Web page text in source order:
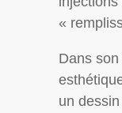
«
Dans
un